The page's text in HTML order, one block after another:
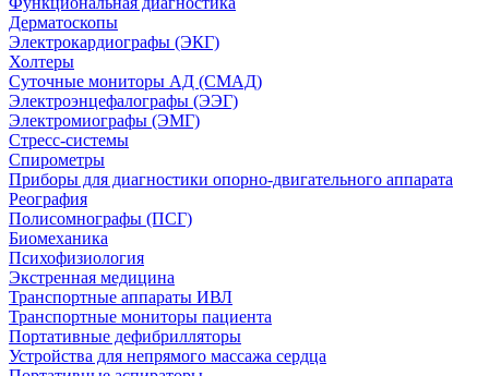
Дерматоскопы
Электрокардиографы (ЭКГ)
Холтеры
Суточные мониторы АД (СМАД)
Электроэнцефалографы (ЭЭГ)
Электромиографы (ЭМГ)
Стресс-системы
Спирометры
Приборы для диагностики опорно-двигательного аппарата
Реография
Полисомнографы (ПСГ)
Биомеханика
Психофизиология
Экстренная медицина
Транспортные аппараты ИВЛ
Транспортные мониторы пациента
Портативные дефибрилляторы
Устройства для непрямого массажа сердца